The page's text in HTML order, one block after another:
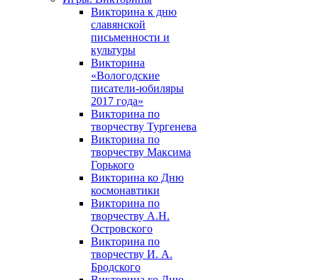
Викторина к дню
славянской
письменности и
культуры
Викторина
«Вологодские
писатели-юбиляры
2017 года»
Викторина по
творчеству Тургенева
Викторина по
творчеству Максима
Горького
Викторина ко Дню
космонавтики
Викторина по
творчеству А.Н.
Островского
Викторина по
творчеству И. А.
Бродского